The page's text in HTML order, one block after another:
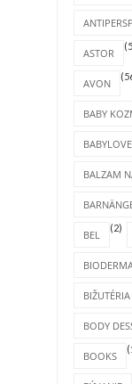
ASTOR
AVON
BABY
BABYLOVE
BALZAM
BEL
(2)
BIŽUTÉRIA
BODY
BOOKS